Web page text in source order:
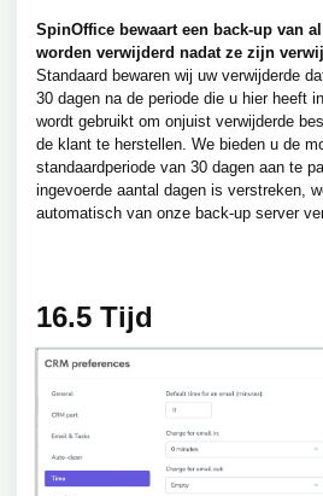
SpinOffice bewaart een back-up van
worden verwijderd nadat ze zijn
Standaard bewaren wij uw verwijderde
30 dagen na de periode die u hier heeft
wordt gebruikt om onjuist verwijderde
de klant te herstellen. We bieden u de
standaardperiode van 30 dagen aan te
ingevoerde aantal dagen is verstreken,
automatisch van onze back-up server
16.5 Tijd